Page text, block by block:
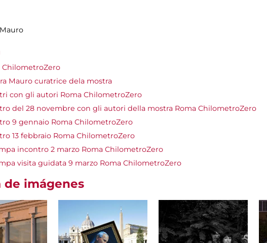
ChilometroZero
Mauro curatrice dela mostra
con gli autori Roma ChilometroZero
del 28 novembre con gli autori della mostra Roma ChilometroZero
9 gennaio Roma ChilometroZero
13 febbraio Roma ChilometroZero
incontro 2 marzo Roma ChilometroZero
visita guidata 9 marzo Roma ChilometroZero
de imágenes